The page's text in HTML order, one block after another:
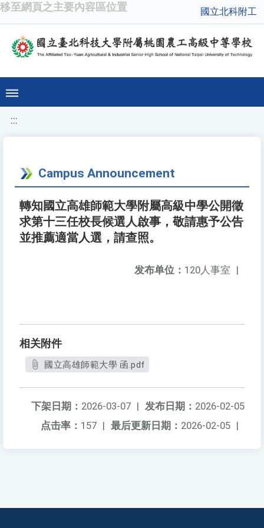
移至網頁之主要內容區位置 國立北科附工
:::
Campus Announcement
轉知國立高雄師範大學附屬高級中學公開徵
求第十三任校長候選人啟事，敬請惠予公告
並推薦適當人選，請查照。
发布单位： 120人事室 |
相关附件
國立高雄師範大學 函.pdf
发布日期： 2026-02-05
下架日期： 2026-03-07 |
最后更新日期： 2026-02-05 |
点击率： 157 |